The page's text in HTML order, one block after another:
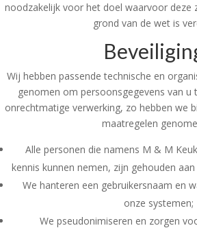
noodzakelijk voor het doel waarvoor deze
grond van de wet is
Wij hebben passende technische en
genomen om persoonsgegevens van u
onrechtmatige verwerking, zo hebben we
maatregelen
Alle personen die namens M & M
kennis kunnen nemen, zijn gehouden
We hanteren een gebruikersnaam en
onze systemen;
We pseudonimiseren en zorgen